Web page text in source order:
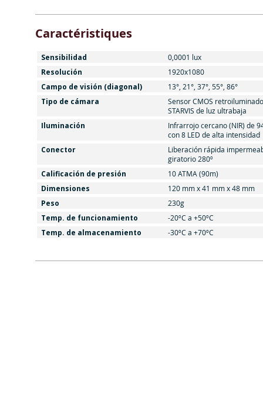
Caractéristiques
Sensibilidad 0,0001 lux
Resolución 1920x1080
Campo de visión (diagonal) 13°, 21°, 37°, 55°, 86°
Tipo de cámara
Sensor CMOS retroiluminado
STARVIS de luz ultrabaja
Iluminación
Infrarrojo cercano (NIR) de
con 8 LED de alta intensidad
Conector
Liberación rápida
giratorio 280º
Calificación de presión 10 ATMA (90m)
Dimensiones 120 mm x 41 mm x 48 mm
Peso 230g
Temp. de funcionamiento -20ºC a +50ºC
Temp. de almacenamiento -30ºC a +70ºC